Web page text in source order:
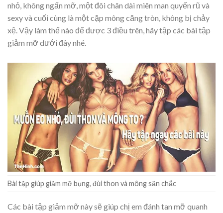
nhỏ, không ngấn mỡ, một đôi chân dài miên man quyến rũ và
sexy và cuối cùng là một cặp mông căng tròn, không bị chảy
xệ. Vậy làm thế nào để được 3 điều trên, hãy tập các bài tập
giảm mỡ dưới đây nhé.
Bài tập giúp giảm mỡ bụng, đùi thon và mông săn chắc
Các bài tập giảm mỡ này sẽ giúp chị em đánh tan mỡ quanh